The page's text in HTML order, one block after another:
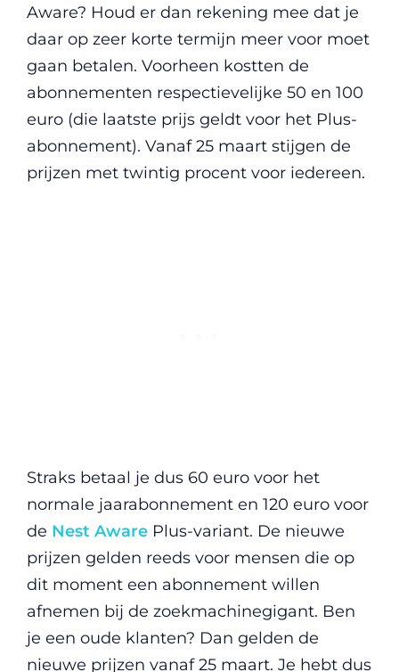
Aware? Houd er dan rekening mee dat je
daar op zeer korte termijn meer voor moet
gaan betalen. Voorheen kostten de
abonnementen respectievelijke 50 en 100
euro (die laatste prijs geldt voor het Plus-
abonnement). Vanaf 25 maart stijgen de
prijzen met twintig procent voor iedereen.
Straks betaal je dus 60 euro voor het
normale jaarabonnement en 120 euro voor
de Nest Aware Plus-variant. De nieuwe
prijzen gelden reeds voor mensen die op
dit moment een abonnement willen
afnemen bij de zoekmachinegigant. Ben
je een oude klanten? Dan gelden de
nieuwe prijzen vanaf 25 maart. Je hebt dus